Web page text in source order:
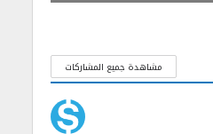
مشاهدة جميع المشاركات